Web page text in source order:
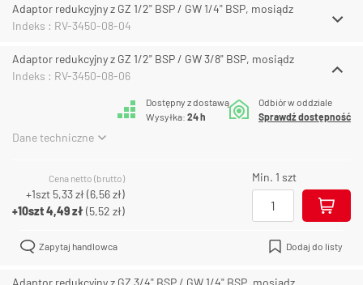
Adaptor redukcyjny z GZ 1/2" BSP / GW 1/4" BSP, mosiądz
Indeks : RV-3450-08-04
Adaptor redukcyjny z GZ 1/2" BSP / GW 3/8" BSP, mosiądz
Indeks : RV-3450-08-06
Dostępny z dostawą
Wysyłka: 24 h
Odbiór w oddziale
Sprawdź dostępność
Dane techniczne
Cena netto (brutto)
+1szt 5,33 zł(6,56 zł)
+10szt4,49 zł(5,52 zł)
Min. 1 szt
Zapytaj handlowca Dodaj do listy
Adaptor redukcyjny z GZ 3/4" BSP / GW 1/4" BSP, mosiądz